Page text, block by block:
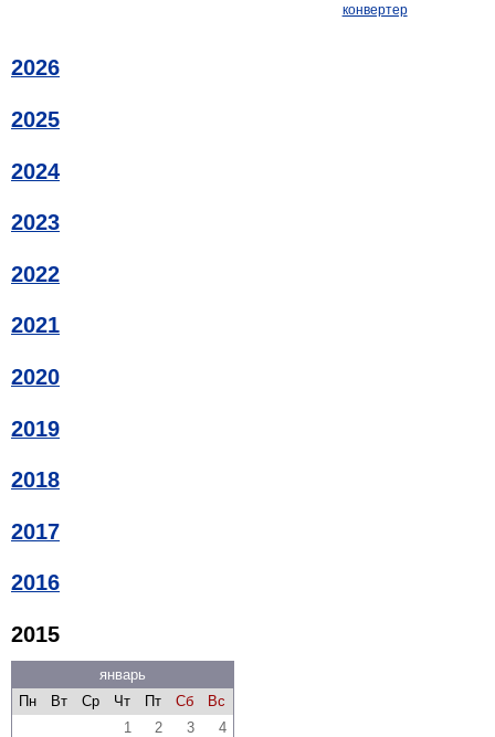
конвертер
2026
2025
2024
2023
2022
2021
2020
2019
2018
2017
2016
2015
январь
Пн
Вт Ср Чт Пт Сб
Вс
1
2 3
4